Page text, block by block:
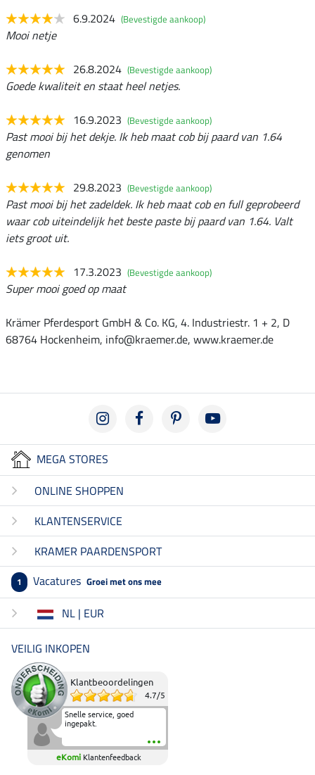
6.9.2024 (Bevestigde aankoop)
Mooi netje
26.8.2024 (Bevestigde aankoop)
Goede kwaliteit en staat heel netjes.
16.9.2023 (Bevestigde aankoop)
Past mooi bij het dekje. Ik heb maat cob bij paard van 1.64
genomen
29.8.2023 (Bevestigde aankoop)
Past mooi bij het zadeldek. Ik heb maat cob en full geprobeerd
waar cob uiteindelijk het beste paste bij paard van 1.64. Valt
iets groot uit.
17.3.2023 (Bevestigde aankoop)
Super mooi goed op maat
Krämer Pferdesport GmbH & Co. KG, 4. Industriestr. 1 + 2, D
68764 Hockenheim, info@kraemer.de, www.kraemer.de
MEGA STORES
ONLINE SHOPPEN
KLANTENSERVICE
KRAMER PAARDENSPORT
1 Vacatures Groei met ons mee
NL | EUR
VEILIG INKOPEN
Klantbeoordelingen
4.7/5
Snelle service, goed
ingepakt.
eKomi Klantenfeedback